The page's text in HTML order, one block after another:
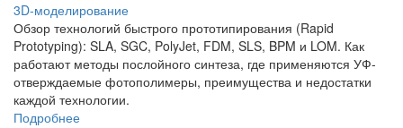
3D-моделирование
Обзор технологий быстрого прототипирования (Rapid
Prototyping): SLA, SGC, PolyJet, FDM, SLS, BPM и LOM. Как
работают методы послойного синтеза, где применяются УФ-
отверждаемые фотополимеры, преимущества и недостатки
каждой технологии.
Подробнее